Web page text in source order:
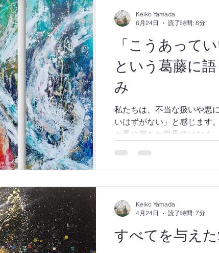
「こうあって
という葛藤に
み
私たちは、不当な扱いや悪
いはずがない」と感じます
と悪に満ちた世界ではなく
から離れ、自分中心に生きるこ
も神は私たちを見捨てず、
ス・キリストに最もよく現れていま
「MERCY」は、三位一体
ました。神のあわれみは、
赦しによって変えられたよ
Keiko Yamada
6月24日
読了時間: 8分
すべてを与え
Keiko Yamada
4月24日
読了時間: 7分